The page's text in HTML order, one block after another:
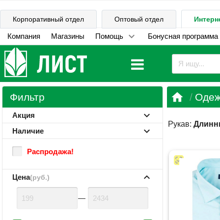
Корпоративный отдел Оптовый отдел
Компания Магазины Помощь Бонусная программа
Фильтр
Акция
Наличие
Распродажа!
Цена(руб.)
—

Рукав: